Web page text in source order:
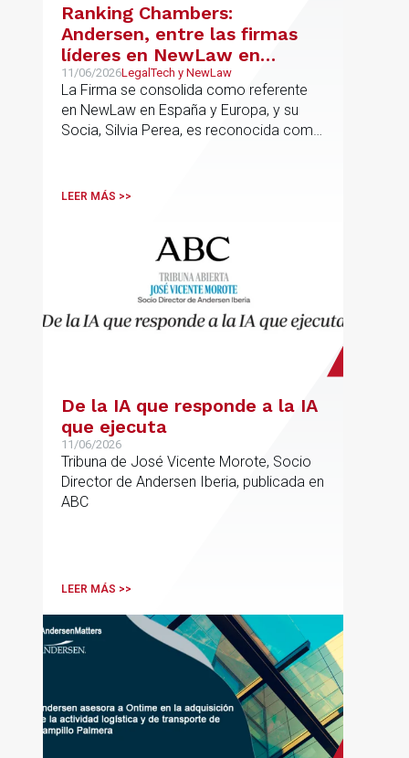
Ranking Chambers:
Andersen, entre las firmas
líderes en NewLaw en
España y Europa
11/06/2026LegalTech y NewLaw
La Firma se consolida como referente
en NewLaw en España y Europa, y su
Socia, Silvia Perea, es reconocida como
LEER MÁS >>
De la IA que responde a la IA
que ejecuta
11/06/2026
Tribuna de José Vicente Morote, Socio
Director de Andersen Iberia, publicada en
ABC
LEER MÁS >>